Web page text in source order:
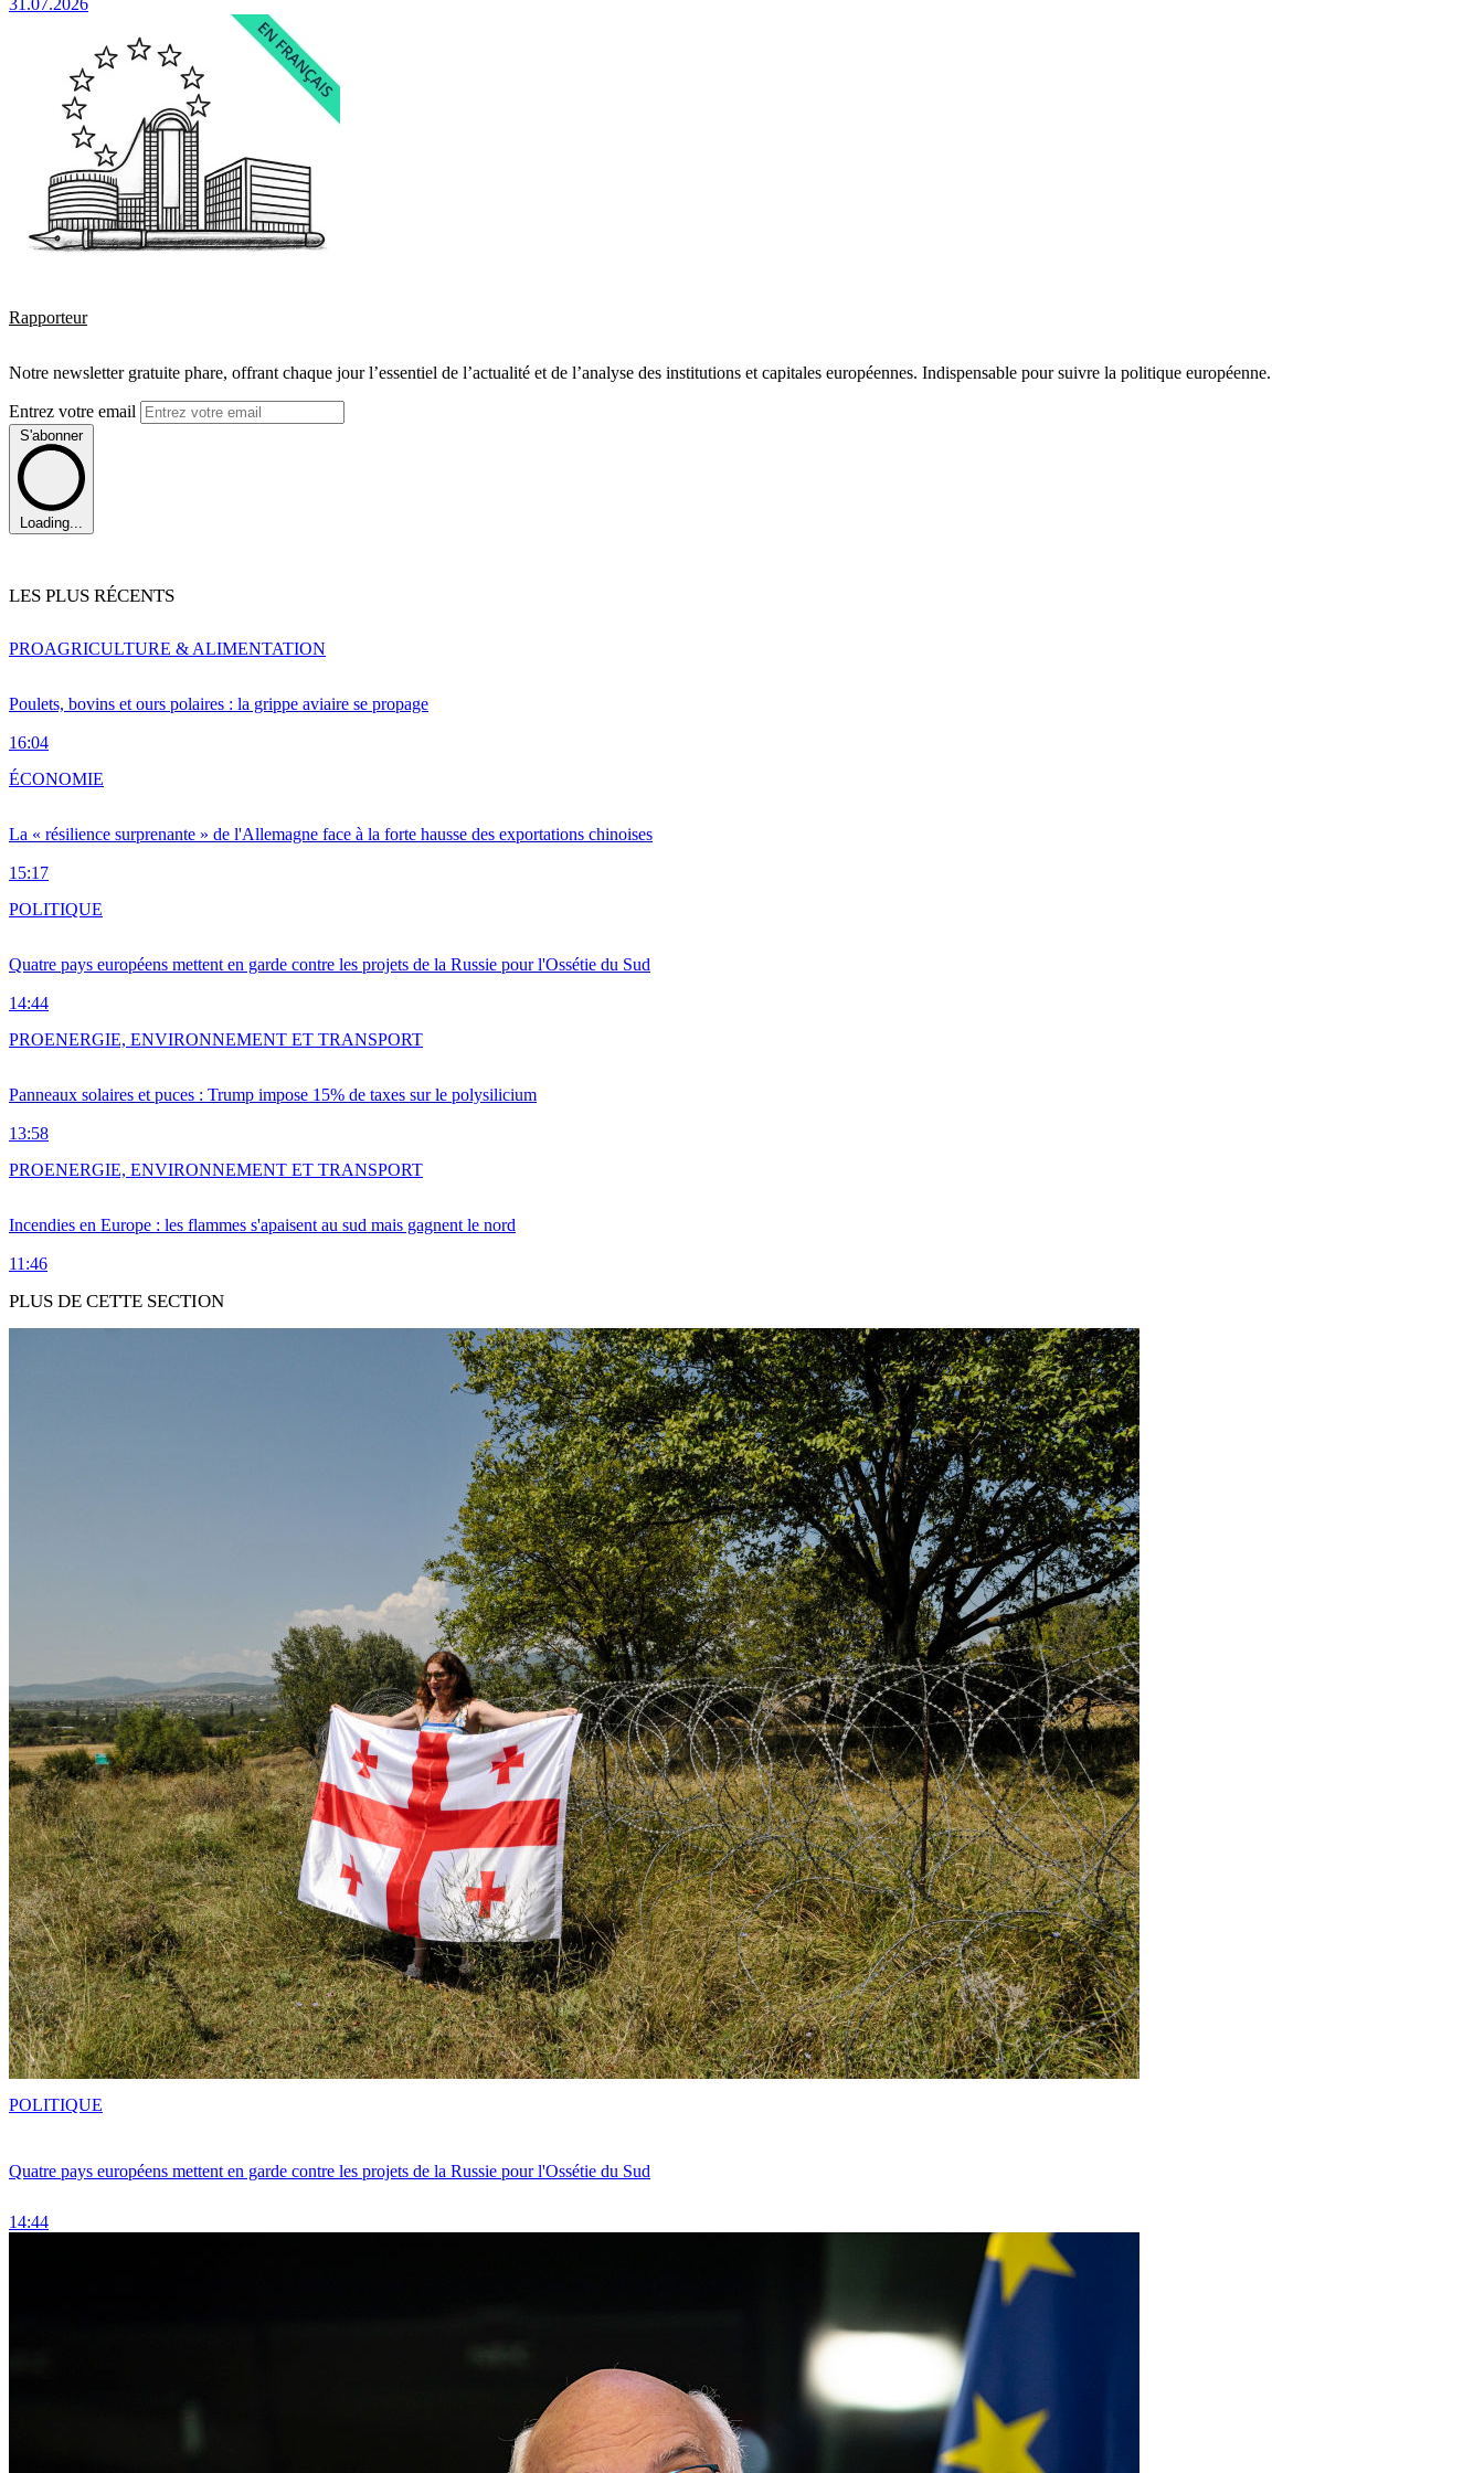
Rapporteur
Notre newsletter gratuite phare, offrant chaque jour l’essentiel de l’actualité et de l’analyse des institutions et capitales européennes. Indispensable pour suivre la politique européenne.
Entrez votre email
S'abonner
Loading...
LES PLUS RÉCENTS
Poulets, bovins et ours polaires : la grippe aviaire se propage
16:04
PROAGRICULTURE & ALIMENTATION
La « résilience surprenante » de l'Allemagne face à la forte hausse des exportations chinoises
15:17
ÉCONOMIE
Quatre pays européens mettent en garde contre les projets de la Russie pour l'Ossétie du Sud
14:44
POLITIQUE
Panneaux solaires et puces : Trump impose 15% de taxes sur le polysilicium
13:58
PROENERGIE, ENVIRONNEMENT ET TRANSPORT
Incendies en Europe : les flammes s'apaisent au sud mais gagnent le nord
11:46
PROENERGIE, ENVIRONNEMENT ET TRANSPORT
PLUS DE CETTE SECTION
Quatre pays européens mettent en garde contre les projets de la Russie pour l'Ossétie du Sud
14:44
POLITIQUE